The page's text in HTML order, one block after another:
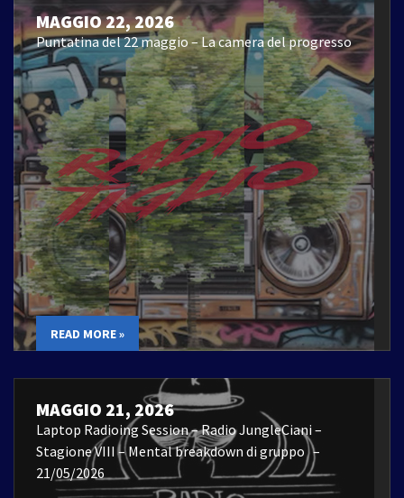
MAGGIO 22, 2026
Puntatina del 22 maggio – La camera del progresso
READ MORE »
MAGGIO 21, 2026
Laptop Radioing Session – Radio JungleCiani –
Stagione VIII – Mental breakdown di gruppo –
21/05/2026